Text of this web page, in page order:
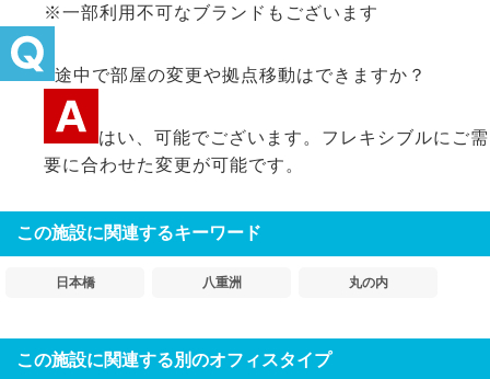
※一部利用不可なブランドもございます
途中で部屋の変更や拠点移動はできますか？
はい、可能でございます。フレキシブルにご需
要に合わせた変更が可能です。
この施設に関連するキーワード
日本橋 八重洲 丸の内
この施設に関連する別のオフィスタイプ